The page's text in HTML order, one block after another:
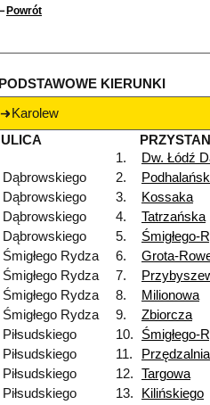
Powrót
PODSTAWOWE KIERUNKI
Karolew
ULICA
1.
Dw. Łódź
Dąbrowskiego
2.
Dąbrowskiego
3. Kossaka
Dąbrowskiego
4. Tatrzańska
Dąbrowskiego
5. Śmigłego-
Śmigłego Rydza
6. Grota-
Śmigłego Rydza
7.
Śmigłego Rydza
8. Milionowa
Śmigłego Rydza
9. Zbiorcza
Piłsudskiego
10. Śmigłego-
Piłsudskiego
11.
Piłsudskiego
12. Targowa
Piłsudskiego
13. Kilińskiego